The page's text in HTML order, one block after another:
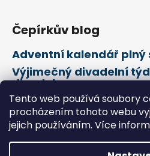
Tento web používá soubory
procházením tohoto webu
jejich používáním. Více
Čepírkův blog
Adventní kalendář plný
Výjimečný divadelní
divadel
21. února Mezinárodní
jazyka
Vytvořil